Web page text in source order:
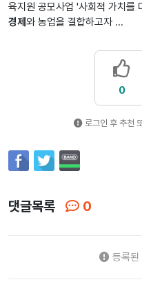
육지원 공모사업 '사회적 가치를
경제 와 농업을 결합하고자 ...
0
로그인 후 추천
댓글목록 0
등록된